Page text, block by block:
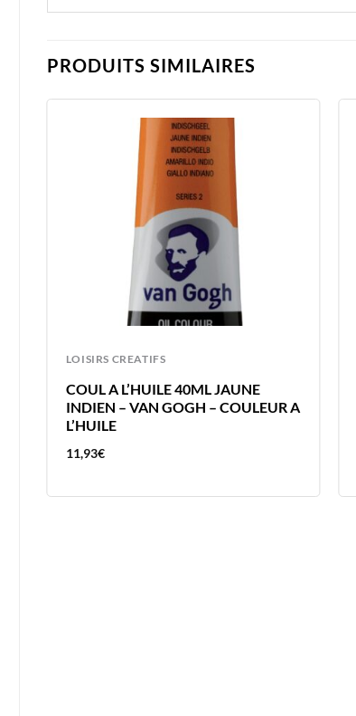
PRODUITS SIMILAIRES
LOISIRS CREATIFS
COUL A L’HUILE 40ML JAUNE
INDIEN – VAN GOGH – COULEUR A
L’HUILE
11,93€